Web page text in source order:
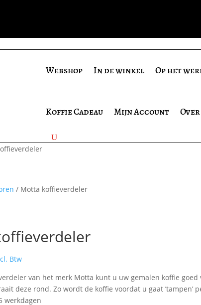
Webshop In de winkel Op het
Koffie Cadeau Mijn Account
/ Motta koffieverdeler
Btw
van het merk Motta kunt u uw gemalen koffie
deze rond. Zo wordt de koffie voordat u gaat ’tampen’
werkdagen